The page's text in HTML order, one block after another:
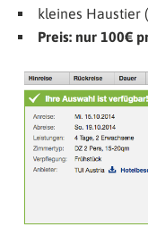
kleines Haustier
Preis: nur 100€